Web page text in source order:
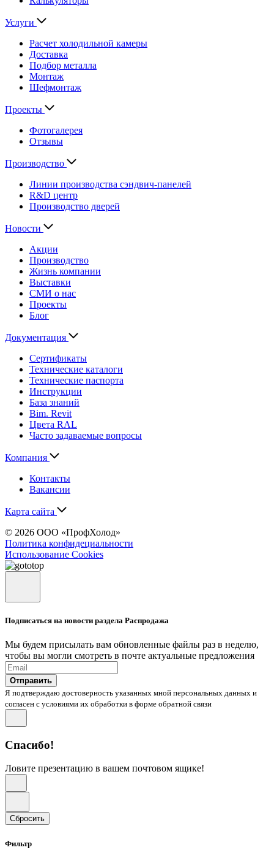
Услуги
Расчет холодильной камеры
Доставка
Подбор металла
Монтаж
Шефмонтаж
Проекты
Фотогалерея
Отзывы
Производство
Линии производства сэндвич-панелей
R&D центр
Производство дверей
Новости
Акции
Производство
Жизнь компании
Выставки
СМИ о нас
Проекты
Блог
Документация
Сертификаты
Технические каталоги
Технические паспорта
Инструкции
База знаний
Bim. Revit
Цвета RAL
Часто задаваемые вопросы
Компания
Контакты
Вакансии
Карта сайта
© 2026 ООО «ПрофХолод»
Политика конфидециальности
Использование Cookies
Подписаться на новости раздела Распродажа
Мы будем присылать вам обновленные файлы раз в неделю,
чтобы вы могли смотреть в почте актуальные предложения
Отправить
Я подтверждаю достоверность указанных мной персональных данных и
согласен с условиями их обработки в форме обратной связи
Спасибо!
Ловите презентацию в вашем почтовом ящике!
Сбросить
Фильтр